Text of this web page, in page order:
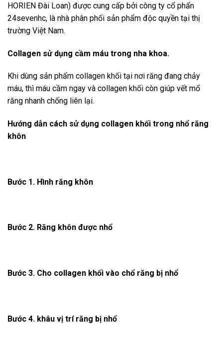
HORIEN Đài Loan) được cung cấp bởi công ty cổ phẩn
24sevenhc, là nhà phân phối sản phẩm độc quyền tại thị
trường Việt Nam.
Collagen sử dụng cầm máu trong nha khoa.
Khi dùng sản phẩm collagen khối tại nơi răng đang chảy
máu, thì máu cầm ngay và collagen khối còn giúp vết mổ
răng nhanh chống liên lại.
Hướng dẫn cách sử dụng collagen khối trong nhổ răng
khôn
Bước 1. Hình răng khôn
Bước 2. Răng khôn được nhổ
Bước 3. Cho collagen khối vào chổ răng bị nhổ
Bước 4. khâu vị trí răng bị nhổ